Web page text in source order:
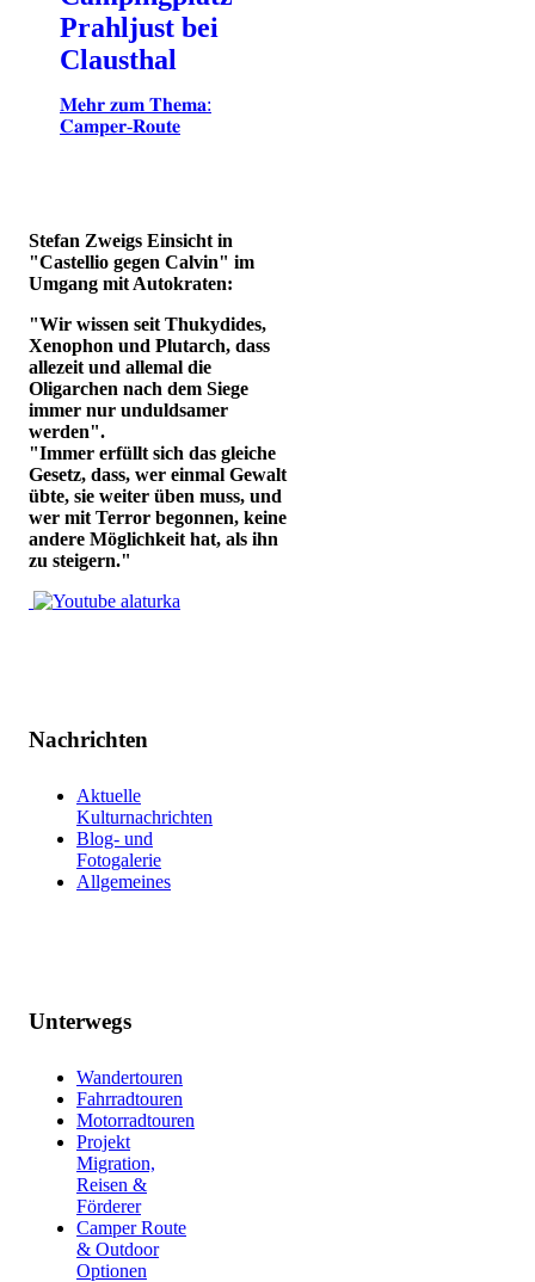
Prahljust bei
Clausthal
𝐌𝐞𝐡𝐫 𝐳𝐮𝐦 𝐓𝐡𝐞𝐦𝐚:
𝐂𝐚𝐦𝐩𝐞𝐫-𝐑𝐨𝐮𝐭𝐞
Stefan Zweigs Einsicht in
"Castellio gegen Calvin" im
Umgang mit Autokraten:
"Wir wissen seit Thukydides,
Xenophon und Plutarch, dass
allezeit und allemal die
Oligarchen nach dem Siege
immer nur unduldsamer
werden".
"Immer erfüllt sich das gleiche
Gesetz, dass, wer einmal Gewalt
übte, sie weiter üben muss, und
wer mit Terror begonnen, keine
andere Möglichkeit hat, als ihn
zu steigern."
Nachrichten
Aktuelle
Kulturnachrichten
Blog- und
Fotogalerie
Allgemeines
Unterwegs
Wandertouren
Fahrradtouren
Motorradtouren
Projekt
Migration,
Reisen &
Förderer
Camper Route
& Outdoor
Optionen